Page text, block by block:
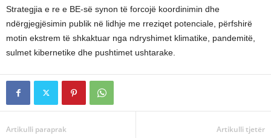
Strategjia e re e BE-së synon të forcojë koordinimin dhe
ndërgjegjësimin publik në lidhje me rreziqet potenciale, përfshirë
motin ekstrem të shkaktuar nga ndryshimet klimatike, pandemitë,
sulmet kibernetike dhe pushtimet ushtarake.
Artikulli paraprak Artikulli tjetër